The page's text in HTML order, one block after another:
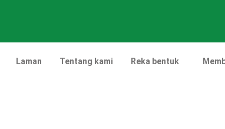
Laman Tentang kami Reka bentuk